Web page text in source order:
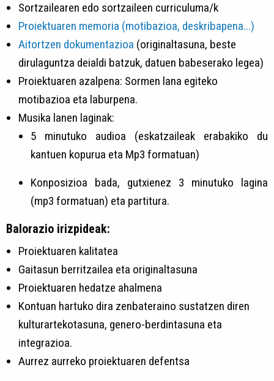
Sortzailearen edo sortzaileen curriculuma/k
Proiektuaren memoria (motibazioa, deskribapena...)
Aitortzen dokumentazioa (originaltasuna, beste
dirulaguntza deialdi batzuk, datuen babeserako legea)
Proiektuaren azalpena: Sormen lana egiteko
motibazioa eta laburpena.
Musika lanen laginak:
5 minutuko audioa (eskatzaileak erabakiko du
kantuen kopurua eta Mp3 formatuan)
Konposizioa bada, gutxienez 3 minutuko lagina
(mp3 formatuan) eta partitura.
Balorazio irizpideak:
Proiektuaren kalitatea
Gaitasun berritzailea eta originaltasuna
Proiektuaren hedatze ahalmena
Kontuan hartuko dira zenbateraino sustatzen diren
kulturartekotasuna, genero-berdintasuna eta
integrazioa.
Aurrez aurreko proiektuaren defentsa